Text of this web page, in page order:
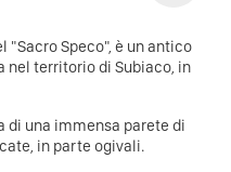
"Sacro Speco", è un antico
nel territorio di Subiaco, in
di una immensa parete di
in parte ogivali.